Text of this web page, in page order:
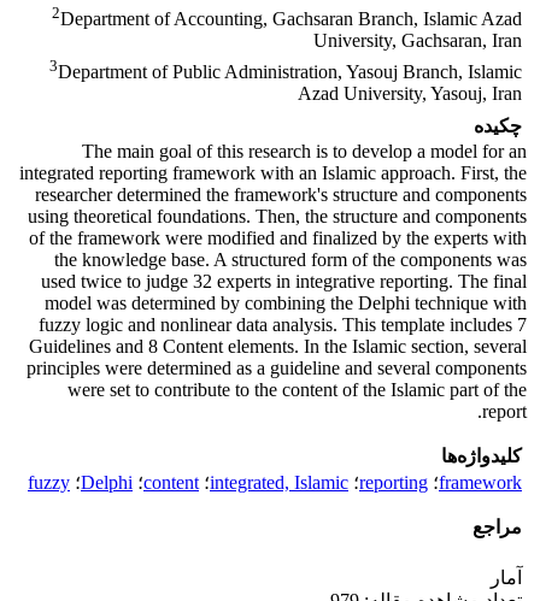
2Department of Accounting, Gachsaran Branch, Islamic Azad
University, Gachsaran, Iran
3Department of Public Administration, Yasouj Branch, Islamic
Azad University, Yasouj, Iran
چکیده
The main goal of this research is to develop a model for an
integrated reporting framework with an Islamic approach. First, the
researcher determined the framework's structure and components
using theoretical foundations. Then, the structure and components
of the framework were modified and finalized by the experts with
the knowledge base. A structured form of the components was
used twice to judge 32 experts in integrative reporting. The final
model was determined by combining the Delphi technique with
fuzzy logic and nonlinear data analysis. This template includes 7
Guidelines and 8 Content elements. In the Islamic section, several
principles were determined as a guideline and several components
were set to contribute to the content of the Islamic part of the
report.
کلیدواژه‌ها
framework؛ reporting؛ integrated, Islamic؛ content؛ Delphi؛ fuzzy
مراجع
آمار